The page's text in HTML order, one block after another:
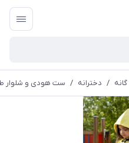
/ دخترانه / ست هودی و شلوار طرح